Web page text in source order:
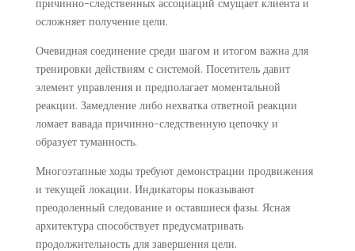
осложняет получение цели.
Очевидная соединение среди шагом и итогом важна для
тренировки действиям с системой. Посетитель давит
элемент управления и предполагает моментальной
реакции. Замедление либо нехватка ответной реакции
ломает вавада причинно-следственную цепочку и
образует туманность.
Многоэтапные ходы требуют демонстрации продвижения
и текущей локации. Индикаторы показывают
преодоленный следование и оставшиеся фазы. Ясная
архитектура способствует предусматривать
продолжительность для завершения цели.